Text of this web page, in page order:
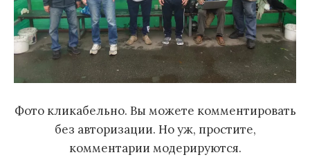
Фото кликабельно. Вы можете комментировать
без авторизации. Но уж, простите,
комментарии модерируются.